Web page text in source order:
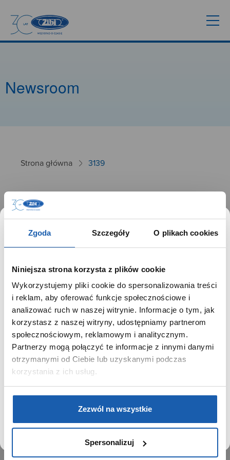
Zgoda Szczegóły O plikach cookies
Niniejsza strona korzysta z plików cookie
Wykorzystujemy pliki cookie do spersonalizowania treści
i reklam, aby oferować funkcje społecznościowe i
analizować ruch w naszej witrynie. Informacje o tym, jak
korzystasz z naszej witryny, udostępniamy partnerom
społecznościowym, reklamowym i analitycznym.
Partnerzy mogą połączyć te informacje z innymi danymi
otrzymanymi od Ciebie lub uzyskanymi podczas
korzystania z ich usług.
Zezwól na wszystkie
Spersonalizuj
Newsroom
Strona główna 3139
3139
26.09.2024
GRUPA ZIBI
Historia
Misja, wizja i wartości Grupy Zibi
Ważne daty
Kariera
Zgoda na ciasteczka
PRODUKTY
Kalkulatory
SIECI SPRZEDAŻY
SZANOWNY UŻYTKOWNIKU,
SZANOWNA UŻYTKOWNICZKO
Używamy plików cookie w celach analitycznych,
statystycznych i marketingowych, w tym aby analizować
ruch w tej witrynie, optymalizować jej działanie oraz
zapamiętywać Twoje preferencje.